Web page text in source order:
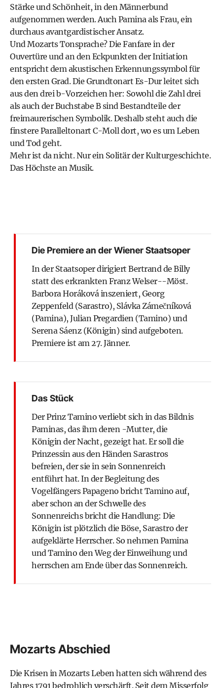
Stärke und Schönheit, in den Männerbund
aufgenommen werden. Auch Pamina als Frau, ein
durchaus avantgardistischer Ansatz.
Und Mozarts Tonsprache? Die Fanfare in der
Ouvertüre und an den Eckpunkten der Initiation
entspricht dem akustischen Erkennungssymbol für
den ersten Grad. Die Grundtonart Es-Dur leitet sich
aus den drei b-Vorzeichen her: Sowohl die Zahl drei
als auch der Buchstabe B sind Bestandteile der
freimaurerischen Symbolik. Deshalb steht auch die
finstere Paralleltonart C-Moll dort, wo es um Leben
und Tod geht.
Mehr ist da nicht. Nur ein Solitär der Kulturgeschichte.
Das Höchste an Musik.
Die Premiere an der Wiener Staatsoper
In der Staatsoper dirigiert Bertrand de Billy
statt des erkrankten Franz Welser--Möst.
Barbora Horáková inszeniert, Georg
Zeppenfeld (Sarastro), Slávka Zámečníková
(Pamina), Julian Pregardien (Tamino) und
Serena Sáenz (Königin) sind aufgeboten.
Premiere ist am 27. Jänner.
Das Stück
Der Prinz Tamino verliebt sich in das Bildnis
Paminas, das ihm deren -Mutter, die
Königin der Nacht, gezeigt hat. Er soll die
Prinzessin aus den Händen Sarastros
befreien, der sie in sein Sonnenreich
entführt hat. In der Begleitung des
Vogelfängers Papageno bricht Tamino auf,
aber schon an der Schwelle des
Sonnenreichs bricht die Handlung: Die
Königin ist plötzlich die Böse, Sarastro der
aufgeklärte Herrscher. So nehmen Pamina
und Tamino den Weg der Einweihung und
herrschen am Ende über das Sonnenreich.
Mozarts Abschied
Die Krisen in Mozarts Leben hatten sich während des
Jahres 1791 bedrohlich verschärft. Seit dem Misserfolg